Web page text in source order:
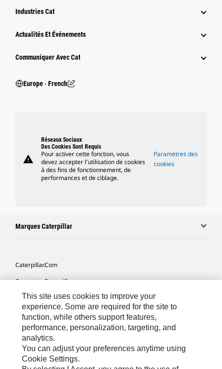
Industries Cat
Actualités Et Événements
Communiquer Avec Cat
Europe ‧ French
warning
Réseaux Sociaux
Des Cookies Sont Requis
Pour activer cette fonction, vous
devez accepter l'utilisation de cookies
à des fins de fonctionnement, de
performances et de ciblage.
Paramètres des
cookies
Marques Caterpillar
Caterpillar.com
Contacter Caterpillar
Mes Préférences Marketing
Plan Du Site
Cookie Settings
Légales
Confidentialité
This site uses cookies to improve your
experience. Some are required for the site to
function, while others support features,
performance, personalization, targeting, and
analytics.
You can adjust your preferences anytime using
Cookie Settings.